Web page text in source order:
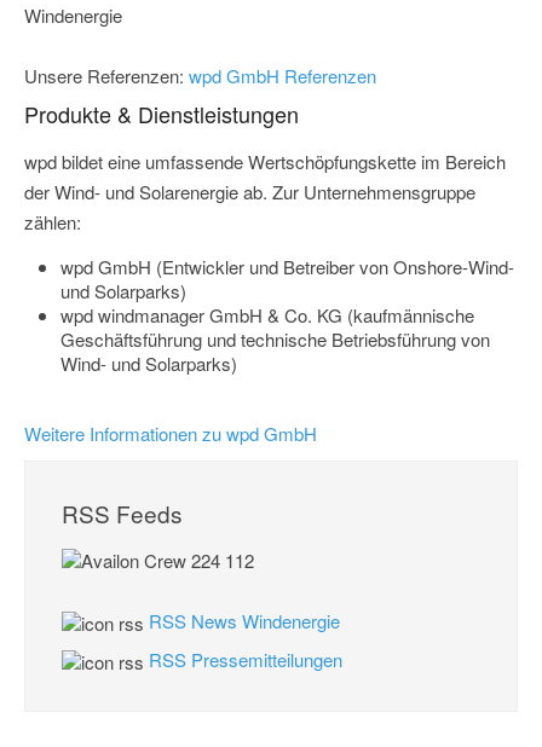
Windenergie
Unsere Referenzen: wpd GmbH Referenzen
Produkte & Dienstleistungen
wpd bildet eine umfassende Wertschöpfungskette im Bereich
der Wind- und Solarenergie ab. Zur Unternehmensgruppe
zählen:
wpd GmbH (Entwickler und Betreiber von Onshore-Wind-
und Solarparks)
wpd windmanager GmbH & Co. KG (kaufmännische
Geschäftsführung und technische Betriebsführung von
Wind- und Solarparks)
Weitere Informationen zu wpd GmbH
RSS Feeds
RSS News Windenergie
RSS Pressemitteilungen